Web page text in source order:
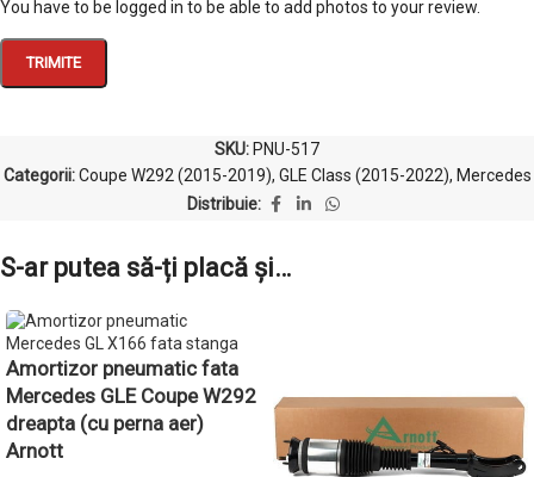
You have to be logged in to be able to add photos to your review.
SKU: PNU-517
Categorii: Coupe W292 (2015-2019), GLE Class (2015-2022), Mercedes
Distribuie:
S-ar putea să-ți placă și…
Amortizor pneumatic fata
Mercedes GLE Coupe W292
dreapta (cu perna aer)
Arnott